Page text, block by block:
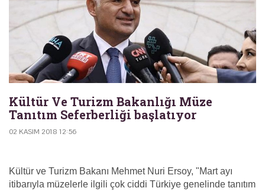
Kültür Ve Turizm Bakanlığı Müze
Tanıtım Seferberliği başlatıyor
02 KASIM 2018 12:56
Kültür ve Turizm Bakanı Mehmet Nuri Ersoy, "Mart ayı
itibarıyla müzelerle ilgili çok ciddi Türkiye genelinde tanıtım